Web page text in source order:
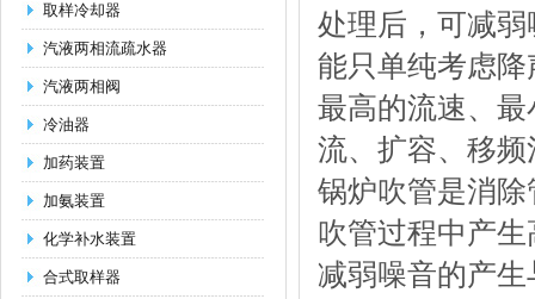
取样冷却器
汽液两相流疏水器
汽液两相阀
冷油器
加药装置
加氨装置
化学补水装置
合式取样器
处理后，可减
能只单纯考虑
最高的流速、
流、扩容、移
锅炉吹管是消
吹管过程中产
减弱噪音的产